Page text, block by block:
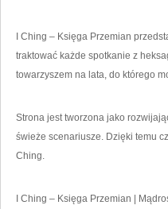
I Ching – Księga Przemian
traktować każde spotkanie z
towarzyszem na lata, do którego
Strona jest tworzona jako
świeże scenariusze. Dzięki temu
Ching.
I Ching – Księga Przemian |